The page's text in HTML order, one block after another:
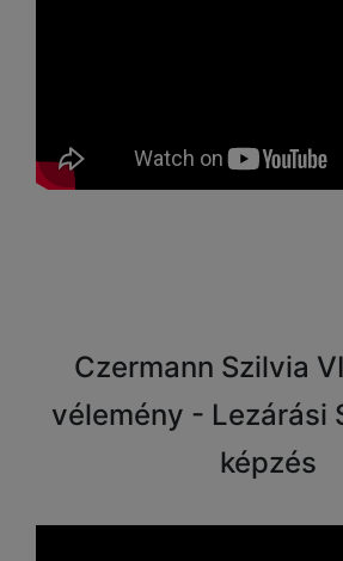
Czermann Szilvia
vélemény - Lezárási
képzés